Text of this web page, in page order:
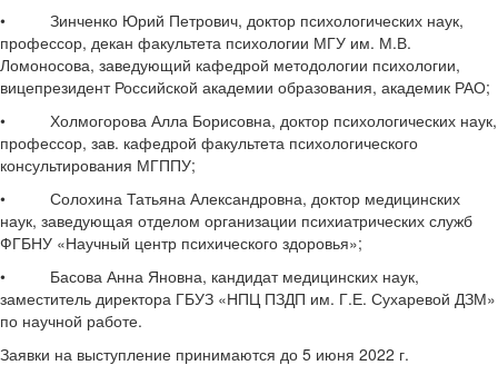
• Зинченко Юрий Петрович, доктор психологических наук,
профессор, декан факультета психологии МГУ им. М.В.
Ломоносова, заведующий кафедрой методологии психологии,
вицепрезидент Российской академии образования, академик РАО;
• Холмогорова Алла Борисовна, доктор психологических наук,
профессор, зав. кафедрой факультета психологического
консультирования МГППУ;
• Солохина Татьяна Александровна, доктор медицинских
наук, заведующая отделом организации психиатрических служб
ФГБНУ «Научный центр психического здоровья»;
• Басова Анна Яновна, кандидат медицинских наук,
заместитель директора ГБУЗ «НПЦ ПЗДП им. Г.Е. Сухаревой ДЗМ»
по научной работе.
Заявки на выступление принимаются до 5 июня 2022 г.